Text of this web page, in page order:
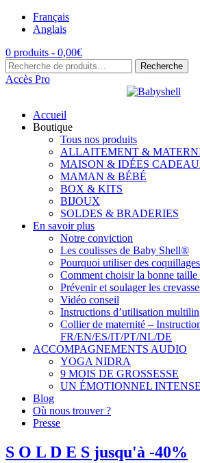
Français
Anglais
0 produits - 0,00€
Recherche
pour :
Recherche
Accès Pro
Accueil
Boutique
Tous nos produits
ALLAITEMENT &
MAISON & IDÉES
MAMAN & BÉBÉ
BOX & KITS
BIJOUX
SOLDES & BRADERIES
En savoir plus
Notre conviction
Les coulisses de Baby Shell®
Pourquoi utiliser des
Comment choisir la bonne taille
Prévenir et soulager les
Vidéo conseil
Instructions d’utilisation
Collier de maternité –
FR/EN/ES/IT/PT/NL/DE
ACCOMPAGNEMENTS AUDIO
YOGA NIDRA
9 MOIS DE GROSSESSE
UN ÉMOTIONNEL INTENSE
Blog
Où nous trouver ?
Presse
S O L D E S jusqu'à -40%